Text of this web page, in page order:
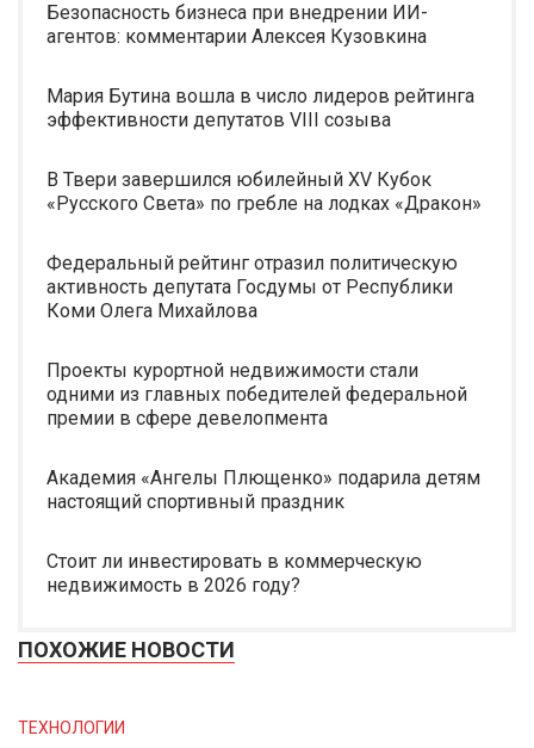
Безопасность бизнеса при внедрении ИИ-
агентов: комментарии Алексея Кузовкина
Мария Бутина вошла в число лидеров рейтинга
эффективности депутатов VIII созыва
В Твери завершился юбилейный XV Кубок
«Русского Света» по гребле на лодках «Дракон»
Федеральный рейтинг отразил политическую
активность депутата Госдумы от Республики
Коми Олега Михайлова
Проекты курортной недвижимости стали
одними из главных победителей федеральной
премии в сфере девелопмента
Академия «Ангелы Плющенко» подарила детям
настоящий спортивный праздник
Стоит ли инвестировать в коммерческую
недвижимость в 2026 году?
ПОХОЖИЕ НОВОСТИ
ТЕХНОЛОГИИ